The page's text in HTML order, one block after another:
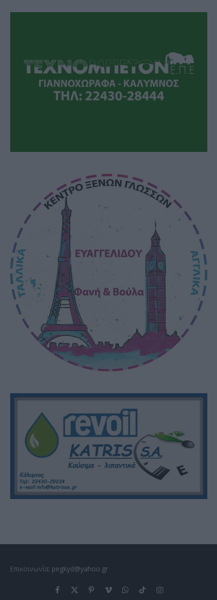
Επικοινωνία: pegkyd@yahoo.gr
Facebook
X
PinterestVimeoWhatsApp
TikTokInstagram